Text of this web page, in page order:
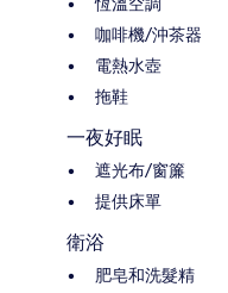
咖啡機/沖茶器
電熱水壺
拖鞋
一夜好眠
遮光布/窗簾
提供床單
衛浴
肥皂和洗髮精